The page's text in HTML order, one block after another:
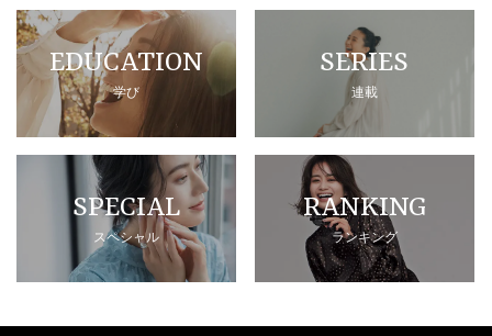
EDUCATION
学び
SERIES
連載
SPECIAL
スペシャル
RANKING
ランキング